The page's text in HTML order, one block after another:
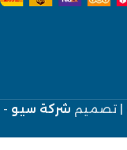
| تصميم شركة سيو -